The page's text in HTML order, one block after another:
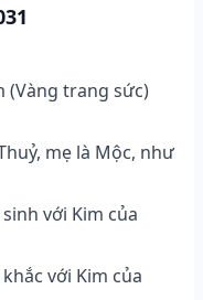
(Vàng trang sức)
mẹ là Mộc, như
với Kim của
với Kim của